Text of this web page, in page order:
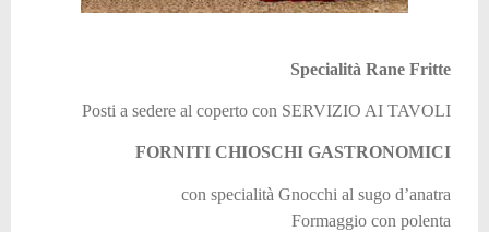
Specialità Rane Fritte
Posti a sedere al coperto con SERVIZIO AI TAVOLI
FORNITI CHIOSCHI GASTRONOMICI
con specialità Gnocchi al sugo d’anatra
Formaggio con polenta